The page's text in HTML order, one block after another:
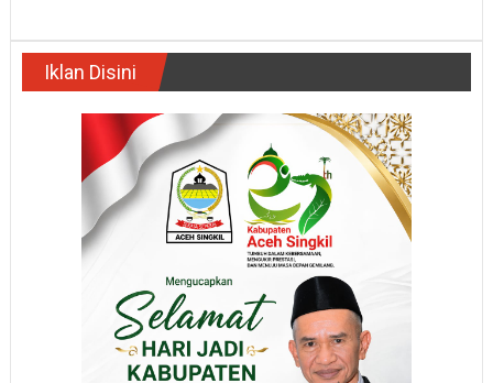
Iklan Disini